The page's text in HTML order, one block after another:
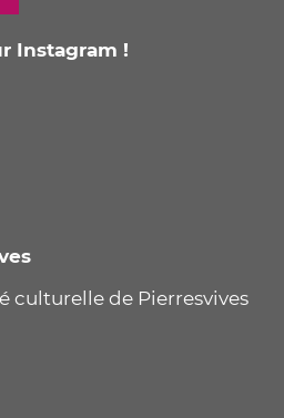
Instagram !
culturelle de Pierresvives